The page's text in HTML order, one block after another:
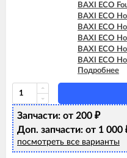
BAXI ECO
BAXI ECO
BAXI ECO
BAXI ECO
BAXI ECO
BAXI ECO
BAXI ECO
BAXI ECO
BAXI ECO
BAXI ECO
BAXI ECO-3
BAXI ECO-4s
BAXI ECO-4s
Подробнее
Запчасти: от 200 ₽
Доп. запчасти: от 1 000
посмотреть все варианты